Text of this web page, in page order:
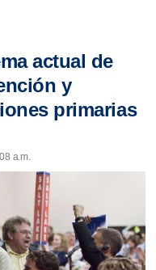
actual de
y
primarias
a.m.